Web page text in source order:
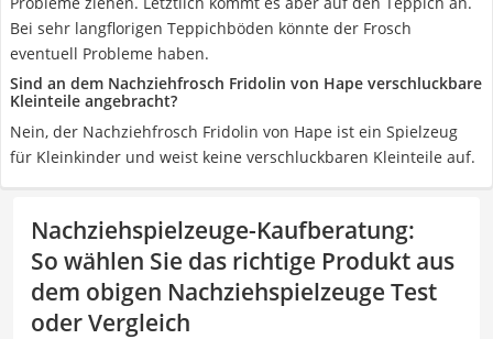
Bei sehr langflorigen Teppichböden könnte der Frosch
eventuell Probleme haben.
Sind an dem Nachziehfrosch Fridolin von Hape verschluckbare
Kleinteile angebracht?
Nein, der Nachziehfrosch Fridolin von Hape ist ein Spielzeug
für Kleinkinder und weist keine verschluckbaren Kleinteile auf.
Nachziehspielzeuge-Kaufberatung:
So wählen Sie das richtige Produkt aus
dem obigen Nachziehspielzeuge Test
oder Vergleich